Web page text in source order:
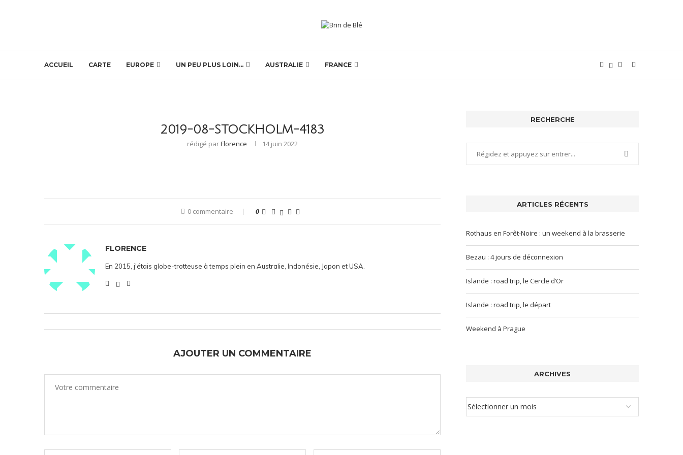
ACCUEIL CARTE EUROPE UN PEU PLUS LOIN… AUSTRALIE FRANCE
2019-08-STOCKHOLM-4183
rédigé parFlorence 14 juin 2022
0 commentaire 0
FLORENCE
En 2015, j'étais globe-trotteuse à temps plein en Australie, Indonésie, Japon et USA.
AJOUTER UN COMMENTAIRE
RECHERCHE
ARTICLES RÉCENTS
Rothaus en Forêt-Noire : un weekend à la brasserie
Bezau : 4 jours de déconnexion
Islande : road trip, le Cercle d’Or
Islande : road trip, le départ
Weekend à Prague
ARCHIVES